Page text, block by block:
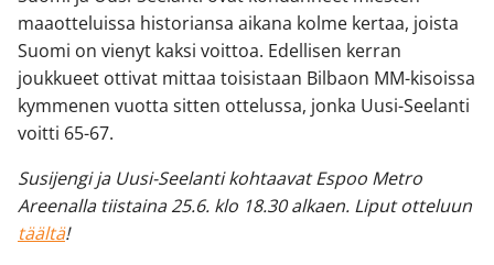
maaotteluissa historiansa aikana kolme kertaa, joista
Suomi on vienyt kaksi voittoa. Edellisen kerran
joukkueet ottivat mittaa toisistaan Bilbaon MM-kisoissa
kymmenen vuotta sitten ottelussa, jonka Uusi-Seelanti
voitti 65-67.
Susijengi ja Uusi-Seelanti kohtaavat Espoo Metro
Areenalla tiistaina 25.6. klo 18.30 alkaen. Liput otteluun
täältä!